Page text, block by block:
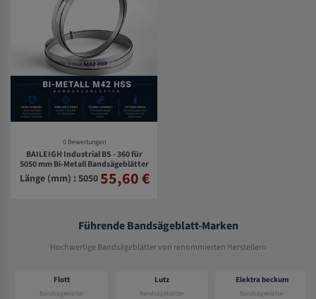
0 Bewertungen
BAILEIGH Industrial BS - 360 für
5050 mm Bi-Metall Bandsägeblätter
Länge (mm) : 505055,60 €
Führende Bandsägeblatt-Marken
Hochwertige Bandsägeblätter von renommierten Herstellern
Flott
Bandsägeblätter
Lutz
Bandsägeblätter
Elektra beckum
Bandsägeblätter